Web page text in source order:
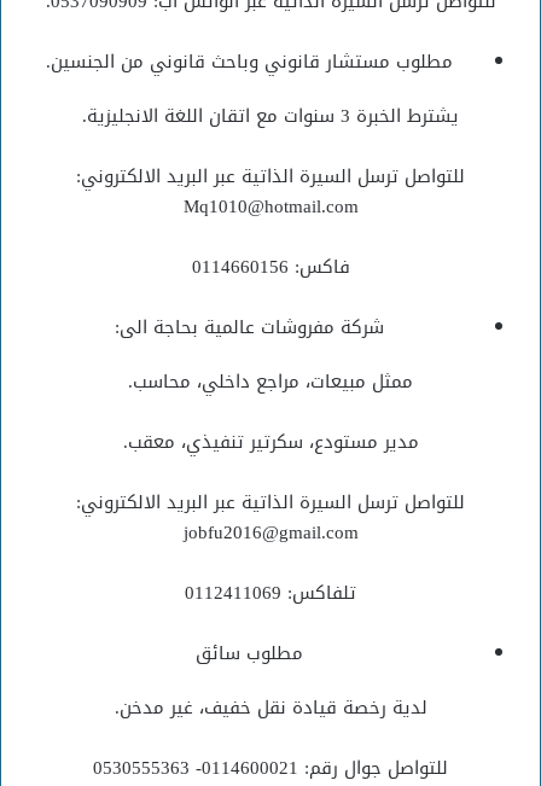
مطلوب مستشار قانوني وباحث قانوني من الجنسين.
يشترط الخبرة 3 سنوات مع اتقان اللغة الانجليزية.
للتواصل ترسل السيرة الذاتية عبر البريد الالكتروني:
Mq1010@hotmail.com
فاكس: 0114660156
شركة مفروشات عالمية بحاجة الى:
ممثل مبيعات، مراجع داخلي، محاسب.
مدير مستودع، سكرتير تنفيذي، معقب.
للتواصل ترسل السيرة الذاتية عبر البريد الالكتروني:
jobfu2016@gmail.com
تلفاكس: 0112411069
مطلوب سائق
لدية رخصة قيادة نقل خفيف، غير مدخن.
للتواصل جوال رقم: 0114600021- 0530555363